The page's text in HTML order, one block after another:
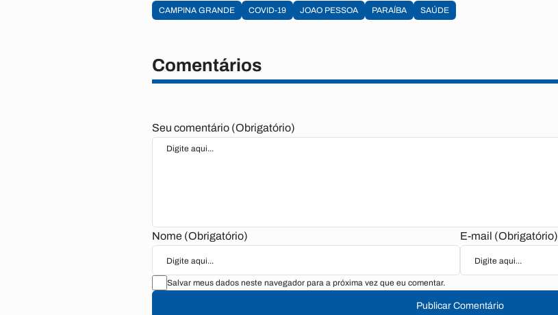
CAMPINA GRANDE COVID-19 JOAO PESSOA PARAÍBA SAÚDE
Comentários
Seu comentário (Obrigatório)
Nome (Obrigatório) E-mail (Obrigatório)
Salvar meus dados neste navegador para a próxima vez que eu comentar.
Publicar Comentário